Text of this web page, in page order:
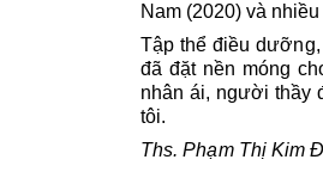
Nam (2020) và
Tập thể điều
đã đặt nền móng
nhân ái, người thầy
tôi.
Ths. Phạm Thị Kim